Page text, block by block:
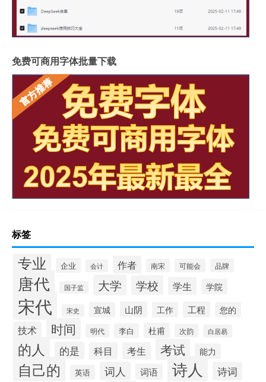
免费可商用字体批量下载
标签
专业 企业 会计 作者 南宋 可能会 品牌
唐代 国子监 大学 学校 学生 学院
宋代 宋史 宣城 山阴 工作 工程 您的
技术 时间 明代 李白 杜甫 次韵 白居易
的人 的是 科目 考生 考试 能力
自己的 英语 词人 词语 诗人 诗词